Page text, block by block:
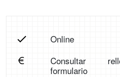
Online
Consultar
formulario